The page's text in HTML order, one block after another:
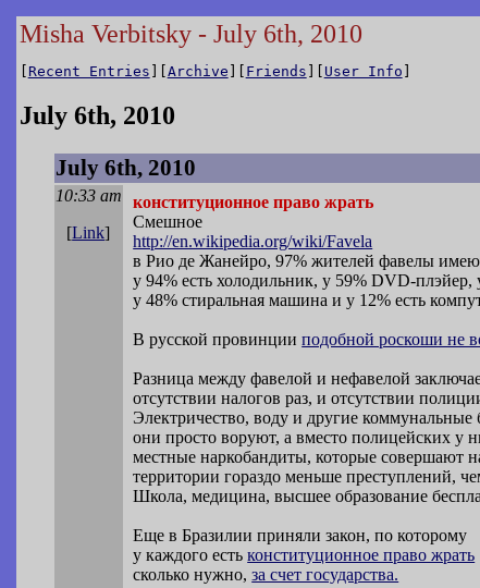
Misha Verbitsky - July 6th, 2010
[ Recent Entries ][Archive ][ Friends ][ User Info ]
July 6th, 2010
July 6th, 2010
10:33 am
[Link]
конституционное право жрать
Смешное
http://en.wikipedia.org/wiki/Favela
в Рио де Жанейро, 97% жителей фавелы
у 94% есть холодильник, у 59% DVD-плэйер,
у 48% стиральная машина и у 12% есть
В русской провинцииподобной роскоши не
Разница между фавелой и нефавелой
отсутствии налогов раз, и отсутствии
Электричество, воду и другие коммунальные
они просто воруют, а вместо полицейских у
местные наркобандиты, которые совершают
территории гораздо меньше преступлений,
Школа, медицина, высшее образование
Еще в Бразилии приняли закон, по которому
у каждого естьконституционное право жрать
сколько нужно,за счет государства.